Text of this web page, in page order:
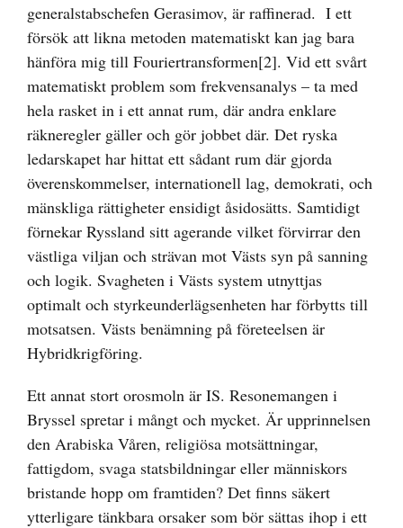
generalstabschefen Gerasimov, är raffinerad. I ett
försök att likna metoden matematiskt kan jag bara
hänföra mig till Fouriertransformen[2]. Vid ett svårt
matematiskt problem som frekvensanalys – ta med
hela rasket in i ett annat rum, där andra enklare
räkneregler gäller och gör jobbet där. Det ryska
ledarskapet har hittat ett sådant rum där gjorda
överenskommelser, internationell lag, demokrati, och
mänskliga rättigheter ensidigt åsidosätts. Samtidigt
förnekar Ryssland sitt agerande vilket förvirrar den
västliga viljan och strävan mot Västs syn på sanning
och logik. Svagheten i Västs system utnyttjas
optimalt och styrkeunderlägsenheten har förbytts till
motsatsen. Västs benämning på företeelsen är
Hybridkrigföring.
Ett annat stort orosmoln är IS. Resonemangen i
Bryssel spretar i mångt och mycket. Är upprinnelsen
den Arabiska Våren, religiösa motsättningar,
fattigdom, svaga statsbildningar eller människors
bristande hopp om framtiden? Det finns säkert
ytterligare tänkbara orsaker som bör sättas ihop i ett